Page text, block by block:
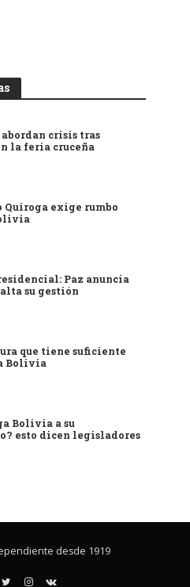
abordan crisis tras
la feria cruceña
Quiroga exige rumbo
Paz anuncia
su gestión
que tiene suficiente
Bolivia
Bolivia a su
esto dicen legisladores
desde 1919